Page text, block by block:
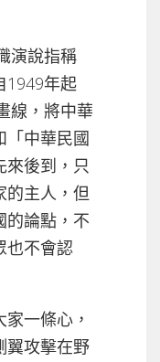
演說指稱
1949年起
線，將中華
「中華民國
來後到，只
的主人，但
的論點，不
也不會認
一條心，
翼攻擊在野